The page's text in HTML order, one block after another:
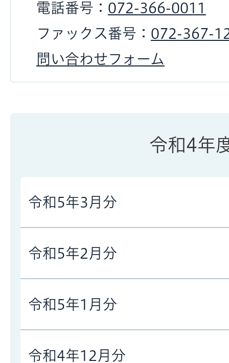
電話番号： 072-366-0011
ファックス番号： 072-367-
問い合わせフォーム
令和4年
令和5年3月分
令和5年2月分
令和5年1月分
令和4年12月分